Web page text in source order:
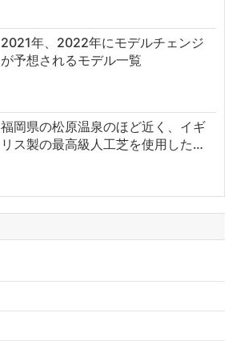
2021年、2022年にモデルチェンジ
が予想されるモデル一覧
福岡県の松原温泉のほど近く、イギ
リス製の最高級人工芝を使用した…